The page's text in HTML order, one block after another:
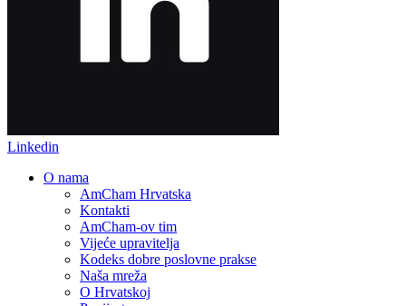
Linkedin
O nama
AmCham Hrvatska
Kontakti
AmCham-ov tim
Vijeće upravitelja
Kodeks dobre poslovne prakse
Naša mreža
O Hrvatskoj